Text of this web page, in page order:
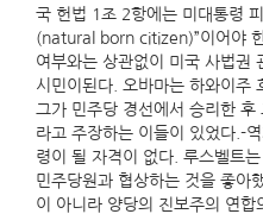
국 헌법 1조 2항에는 미대통령
(natural born citizen)”이어야
여부와는 상관없이 미국 사법권
시민이된다. 오바마는 하와이주
그가 민주당 경선에서 승리한
라고 주장하는 이들이 있었다.-
령이 될 자격이 없다. 루스벨트
민주당원과 협상하는 것을 좋아
이 아니라 양당의 진보주의 연합